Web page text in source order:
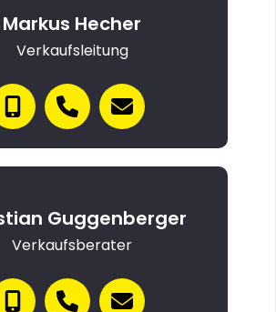
Markus Hecher
Verkaufsleitung
Guggenberger
Verkaufsberater